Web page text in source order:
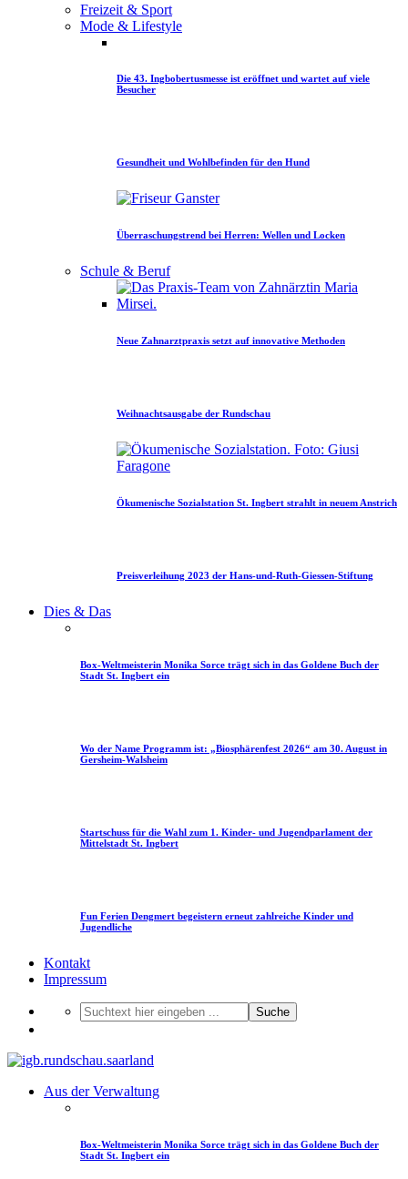
Freizeit & Sport
Mode & Lifestyle
Die 43. Ingbobertusmesse ist eröffnet und wartet auf viele
Besucher
Gesundheit und Wohlbefinden für den Hund
Überraschungstrend bei Herren: Wellen und Locken
Schule & Beruf
Neue Zahnarztpraxis setzt auf innovative Methoden
Weihnachtsausgabe der Rundschau
Ökumenische Sozialstation St. Ingbert strahlt in neuem Anstrich
Preisverleihung 2023 der Hans-und-Ruth-Giessen-Stiftung
Dies & Das
Box-Weltmeisterin Monika Sorce trägt sich in das Goldene Buch der
Stadt St. Ingbert ein
Wo der Name Programm ist: „Biosphärenfest 2026“ am 30. August in
Gersheim-Walsheim
Startschuss für die Wahl zum 1. Kinder- und Jugendparlament der
Mittelstadt St. Ingbert
Fun Ferien Dengmert begeistern erneut zahlreiche Kinder und
Jugendliche
Kontakt
Impressum
Suche
Aus der Verwaltung
Box-Weltmeisterin Monika Sorce trägt sich in das Goldene Buch der
Stadt St. Ingbert ein